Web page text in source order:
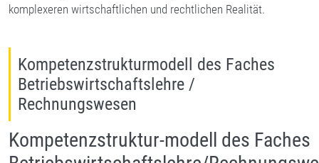
komplexeren wirtschaftlichen und rechtlichen Realität.
Kompetenzstrukturmodell des Faches
Betriebswirtschaftslehre /
Rechnungswesen
Kompetenzstruktur-modell des Faches